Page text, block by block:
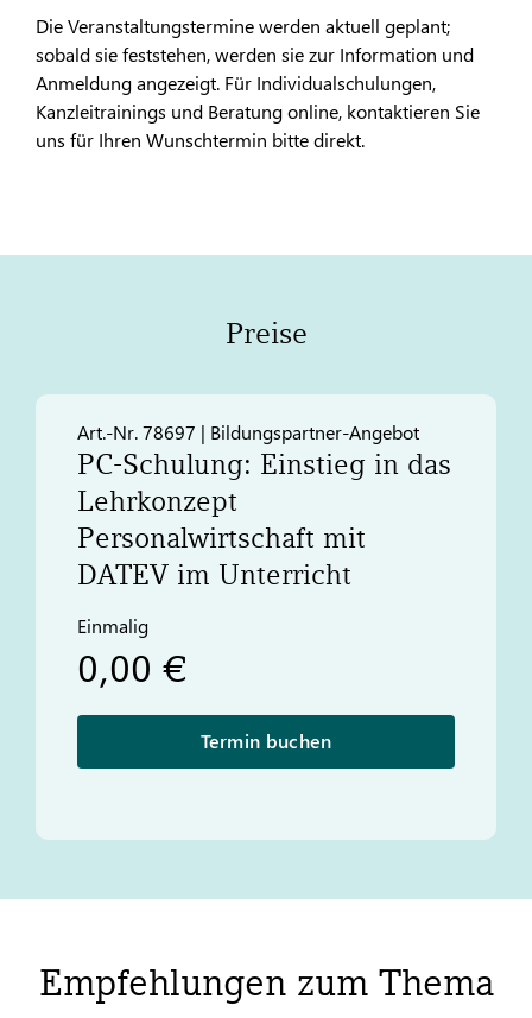
Die Veranstaltungstermine werden aktuell geplant;
sobald sie feststehen, werden sie zur Information und
Anmeldung angezeigt. Für Individualschulungen,
Kanzleitrainings und Beratung online, kontaktieren Sie
uns für Ihren Wunschtermin bitte direkt.
Preise
Art.-Nr. 78697 | Bildungspartner-Angebot
PC-Schulung: Einstieg in das
Lehrkonzept
Personalwirtschaft mit
DATEV im Unterricht
Einmalig
0,00 €
Termin buchen
Empfehlungen zum Thema